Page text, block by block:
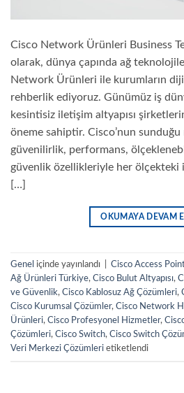
Cisco Network Ürünleri Business
olarak, dünya çapında ağ
Network Ürünleri ile kurumların
rehberlik ediyoruz. Günümüz iş
kesintisiz iletişim altyapısı
öneme sahiptir. Cisco’nun
güvenilirlik, performans,
güvenlik özellikleriyle her ölçekteki
[…]
OKUMAYA DEVAM
Genel içinde yayınlandı Cisco Access
Ağ Ürünleri Türkiye, Cisco Bulut Altyapısı,
ve Güvenlik, Cisco Kablosuz Ağ Çözümleri,
Cisco Kurumsal Çözümler, Cisco Network
Ürünleri, Cisco Profesyonel Hizmetler,
Çözümleri, Cisco Switch, Cisco Switch
Veri Merkezi Çözümleri etiketlendi